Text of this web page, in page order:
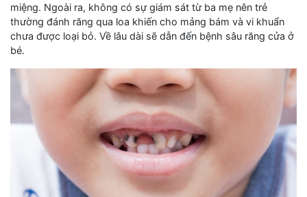
miệng. Ngoài ra, không có sự giám sát từ ba mẹ nên trẻ
thường đánh răng qua loa khiến cho mảng bám và vi khuẩn
chưa được loại bỏ. Về lâu dài sẽ dẫn đến bệnh sâu răng cửa ở
bé.